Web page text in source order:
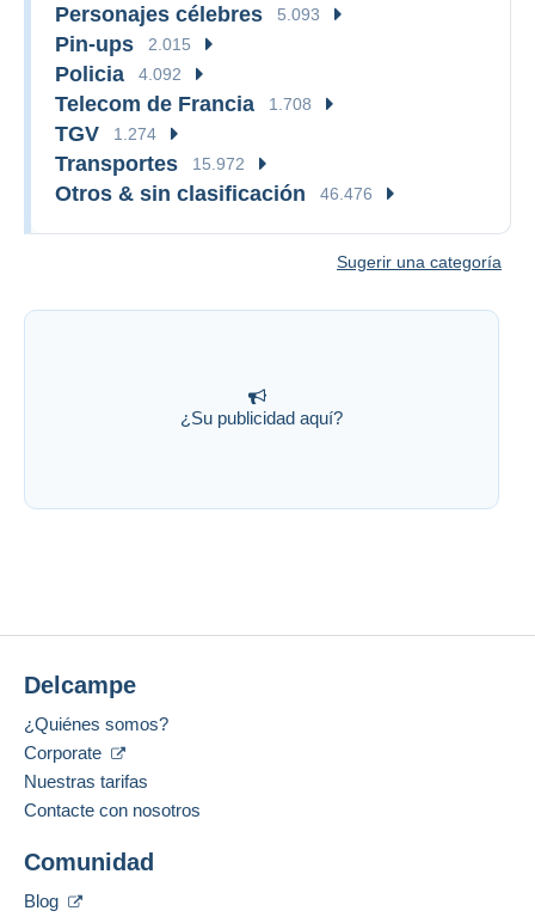
¿Su publicidad aquí?
Personajes célebres 5.093
Pin-ups 2.015
Policia 4.092
Telecom de Francia 1.708
TGV 1.274
Transportes 15.972
Otros & sin clasificación 46.476
Sugerir una categoría
Delcampe
¿Quiénes somos?
Corporate
Nuestras tarifas
Contacte con nosotros
Comunidad
Blog